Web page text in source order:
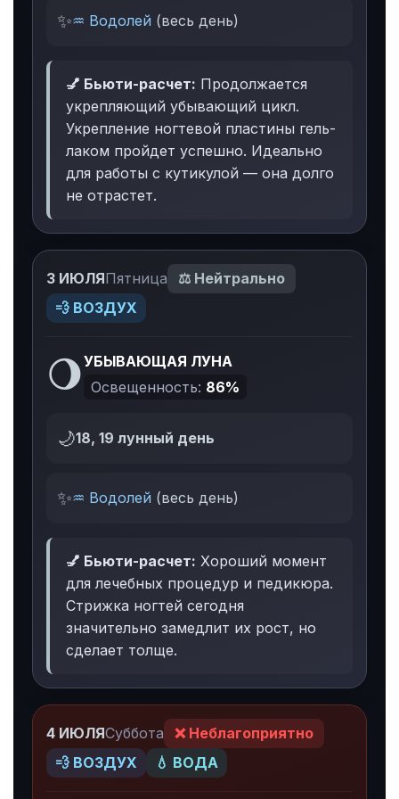
✨♒ Водолей (весь день)
💅 Бьюти-расчет: Продолжается
укрепляющий убывающий цикл.
Укрепление ногтевой пластины гель-
лаком пройдет успешно. Идеально
для работы с кутикулой — она долго
не отрастет.
3 ИЮЛЯПятница
⚖️ Нейтрально
💨 ВОЗДУХ
🌖УБЫВАЮЩАЯ ЛУНА
Освещенность: 86%
🌙18, 19 лунный день
✨♒ Водолей (весь день)
💅 Бьюти-расчет: Хороший момент
для лечебных процедур и педикюра.
Стрижка ногтей сегодня
значительно замедлит их рост, но
сделает толще.
4 ИЮЛЯСуббота
❌ Неблагоприятно
💨 ВОЗДУХ
💧 ВОДА